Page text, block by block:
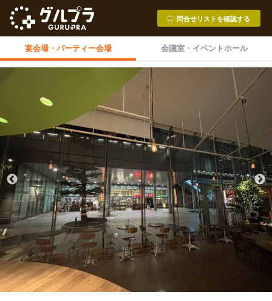
問合せリストを確認する
宴会場・ パーティー会場 会議室・ イベントホール